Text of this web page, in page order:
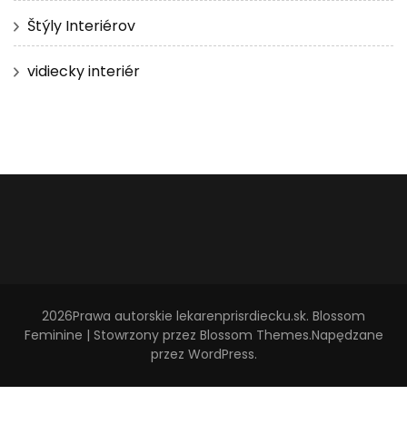
Štýly Interiérov
vidiecky interiér
2026Prawa autorskie lekarenprisrdiecku.sk. Blossom
Feminine | Stowrzony przez Blossom Themes.Napędzane
przez WordPress.